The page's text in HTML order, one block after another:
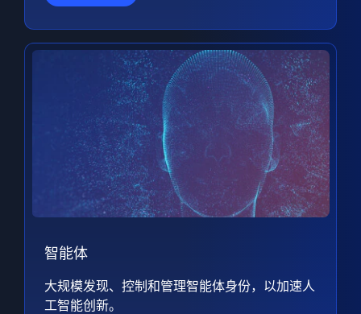
智能体
大规模发现、控制和管理智能体身份，以加速人
工智能创新。